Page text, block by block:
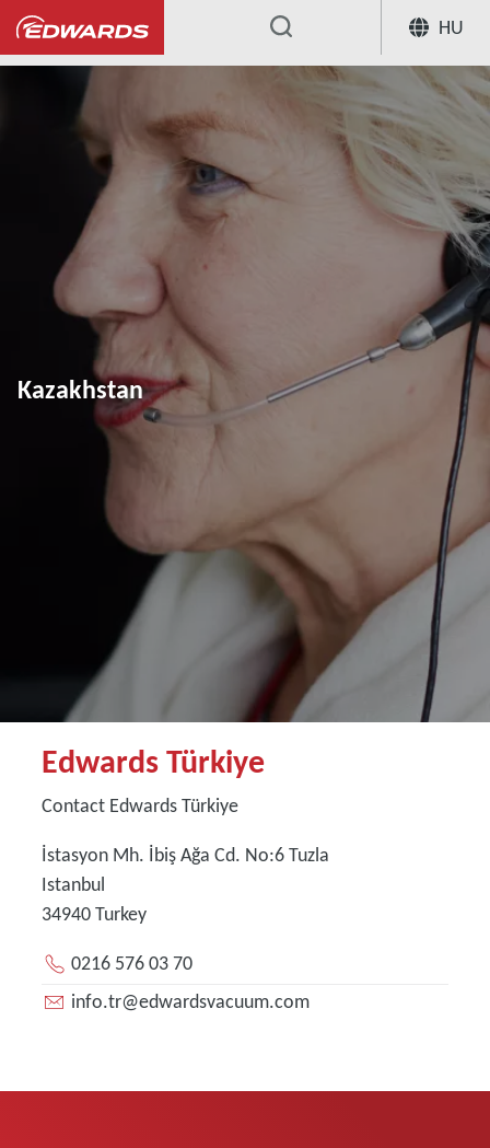
HU
...
Kazakhstan
Edwards Türkiye
Contact Edwards Türkiye
İstasyon Mh. İbiş Ağa Cd. No:6 Tuzla
Istanbul
34940Turkey
0216 576 03 70
info.tr@edwardsvacuum.com